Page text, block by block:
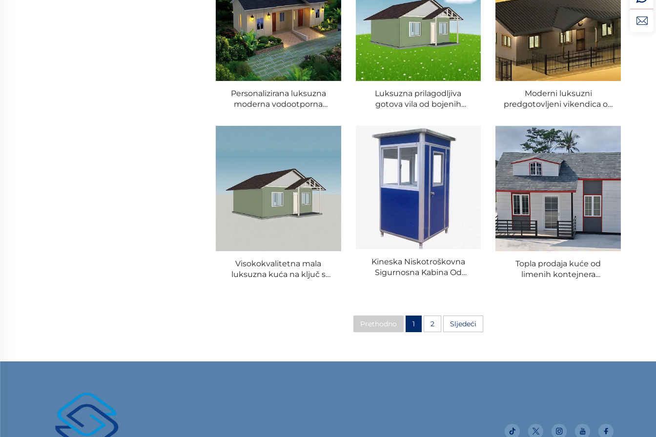
Personalizirana luksuzna
moderna vodootporna
kao izolirani kućni set
Luksuzna prilagodljiva
gotova vila od bojenih
kuća za stambenu uporabu
za dnevni boravak, spavaću
sobu, dvorište, mobilnu
Moderni luksuzni
predgotovljeni vikendica od
solarnom energijom,
vodootporna za dnevni
boravak, kuhinju, spavaću
sobu, kupaonicu
Visokokvalitetna mala
luksuzna kuća na ključ s
Kineska Niskotroškovna
Sigurnosna Kabina Od
Topla prodaja kuće od
limenih kontejnera
Prethodno 1 2 Sljedeći